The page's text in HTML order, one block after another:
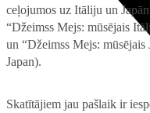
ceļojumos uz Itāliju un
“Džeimss Mejs: mūsējais
un “Džeimss Mejs:
Japan).
Skatītājiem jau pašlaik ir